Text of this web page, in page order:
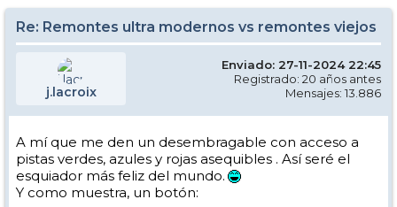
Re: Remontes ultra modernos vs remontes viejos
j.lacroix
Enviado: 27-11-2024 22:45
Registrado: 20 años antes
Mensajes: 13.886
A mí que me den un desembragable con acceso a
pistas verdes, azules y rojas asequibles . Así seré el
esquiador más feliz del mundo.
Y como muestra, un botón: